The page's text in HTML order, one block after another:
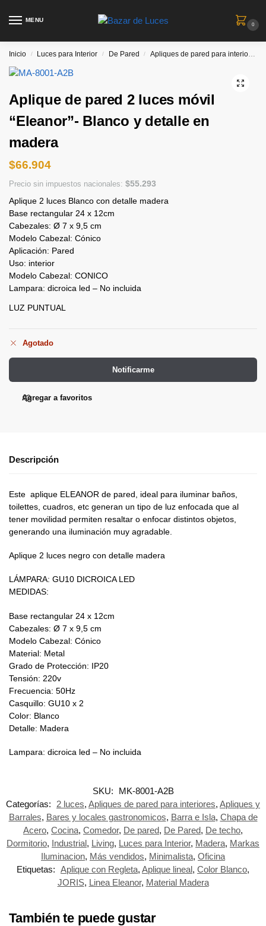
MENU
0
Inicio / Luces para Interior / De Pared / Apliques de pared para interiores
Aplique de pared 2 luces móvil
“Eleanor”- Blanco y detalle en
madera
$66.904
Precio sin impuestos nacionales: $55.293
Aplique 2 luces Blanco con detalle madera
Base rectangular 24 x 12cm
Cabezales: Ø 7 x 9,5 cm
Modelo Cabezal: Cónico
Aplicación: Pared
Uso: interior
Modelo Cabezal: CONICO
Lampara: dicroica led – No incluida
LUZ PUNTUAL
Agotado
Notificarme
Agregar a favoritos
Descripción
Este aplique ELEANOR de pared, ideal para iluminar baños,
toilettes, cuadros, etc generan un tipo de luz enfocada que al
tener movilidad permiten resaltar o enfocar distintos objetos,
generando una iluminación muy agradable.
Aplique 2 luces negro con detalle madera
LÁMPARA: GU10 DICROICA LED
MEDIDAS:
Base rectangular 24 x 12cm
Cabezales: Ø 7 x 9,5 cm
Modelo Cabezal: Cónico
Material: Metal
Grado de Protección: IP20
Tensión: 220v
Frecuencia: 50Hz
Casquillo: GU10 x 2
Color: Blanco
Detalle: Madera
Lampara: dicroica led – No incluida
SKU:
MK-8001-A2B
Categorías:
2 luces, Apliques de pared para interiores, Apliques y
Barrales, Bares y locales gastronomicos, Barra e Isla, Chapa de
Acero, Cocina, Comedor, De pared, De Pared, De techo,
Dormitorio, Industrial, Living, Luces para Interior, Madera, Markas
Iluminacion, Más vendidos, Minimalista, Oficina
Etiquetas: Aplique con Regleta, Aplique lineal, Color Blanco,
JORIS, Linea Eleanor, Material Madera
También te puede gustar